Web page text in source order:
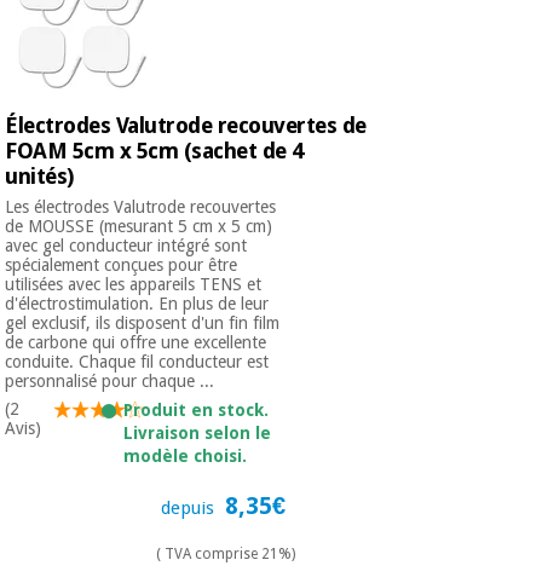
Électrodes Valutrode recouvertes de
FOAM 5cm x 5cm (sachet de 4
unités)
Les électrodes Valutrode recouvertes
de MOUSSE (mesurant 5 cm x 5 cm)
avec gel conducteur intégré sont
spécialement conçues pour être
utilisées avec les appareils TENS et
d'électrostimulation. En plus de leur
gel exclusif, ils disposent d'un fin film
de carbone qui offre une excellente
conduite. Chaque fil conducteur est
personnalisé pour chaque ...
(2
Avis)
Produit en stock.
Livraison selon le
modèle choisi.
depuis 8,35€
( TVA comprise 21%)